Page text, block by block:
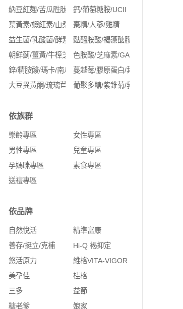
納豆紅麴/苦瓜胜肽/Q10鈣/葡萄糖胺/UCII
葉黃素/蝦紅素/山桑子/玻尿酸
棗精/人蔘/雞精
益生菌/乳酸菌/酵素
麩醯胺酸/褐藻醣膠
朝鮮薊/薑黃/牛樟芝/紅景天色胺酸/芝麻素/GABA
鋅/精胺酸/瑪卡/南瓜籽蔓越莓/膠原蛋白/葉酸/鐵/NMN
大豆異黃酮/琉璃苣油/月見草油/聖潔莓/肌醇
葡聚多醣/紫錐菊/乳鐵蛋白
依族群
樂齡專區
女性專區
男性專區
兒童專區
孕媽咪專區
素食專區
送禮專區
依品牌
自然悅活
精準富康
善存/挺立/克補
Hi-Q 褐抑定
悠活原力
維格VITA-VIGOR
美孕佳
桂格
三多
益節
糖老爹
娘家